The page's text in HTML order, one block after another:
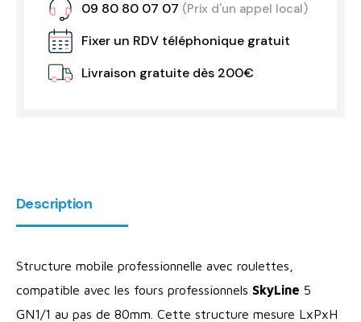
09 80 80 07 07 (Prix d'un appel local)
Fixer un RDV téléphonique gratuit
Livraison gratuite dès 200€
Description
Structure mobile professionnelle avec roulettes,
compatible avec les fours professionnels SkyLine 5
GN1/1 au pas de 80mm. Cette structure mesure LxPxH